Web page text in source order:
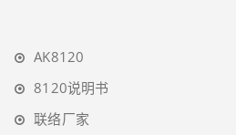
AK8120
8120说明书
联络厂家